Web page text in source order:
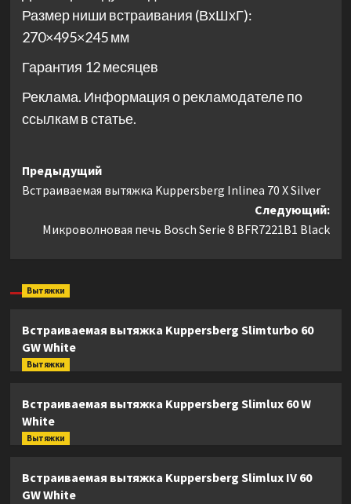
Размер ниши встраивания (ВхШхГ):
270×495×245 мм
Гарантия 12 месяцев
Реклама. Информация о рекламодателе по
ссылкам в статье.
Навигация
записи
Предыдущий
Встраиваемая вытяжка Kuppersberg Inlinea 70 X Silver
Следующий:
Микроволновая печь Bosch Serie 8 BFR7221B1 Black
Вытяжки
Встраиваемая вытяжка Kuppersberg Slimturbo 60
GW White
Вытяжки
Встраиваемая вытяжка Kuppersberg Slimlux 60 W
White
Вытяжки
Встраиваемая вытяжка Kuppersberg Slimlux IV 60
GW White